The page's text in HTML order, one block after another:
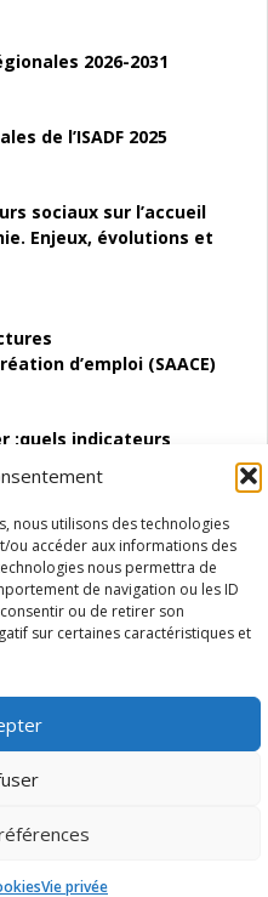
nous utilisons des technologies
ou accéder aux informations des
nous permettra de
de navigation ou les ID
ou de retirer son
sur certaines caractéristiques et
Vie privée
2026-2031
de l’ISADF 2025
sociaux sur l’accueil
Enjeux, évolutions et
d’emploi (SAACE)
:quels indicateurs
la situation en
Accessibilité